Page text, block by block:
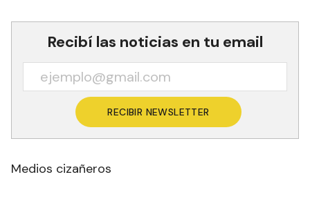
Recibí las noticias en tu email
RECIBIR NEWSLETTER
Medios cizañeros